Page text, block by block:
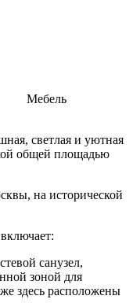
Мебель
светлая и уютная
общей площадью
на исторической
санузел,
зоной для
здесь расположены